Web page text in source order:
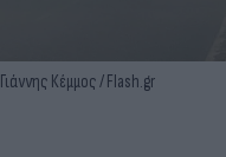
Γιάννης Κέμμος / Flash.gr